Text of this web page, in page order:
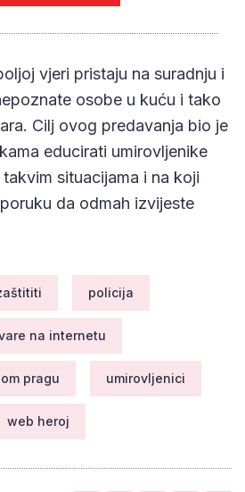
vjeri pristaju na suradnju i
osobe u kuću i tako
Cilj ovog predavanja bio je
educirati umirovljenike
situacijama i na koji
da odmah izvijeste
policija
na internetu
pragu umirovljenici
web heroj